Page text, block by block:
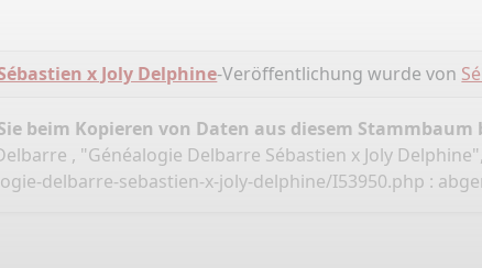
x Joly Delphine-Veröffentlichung wurde von
beim Kopieren von Daten aus diesem
, "Généalogie Delbarre Sébastien x Joly
delbarre-sebastien-x-joly-delphine/I53950.php :